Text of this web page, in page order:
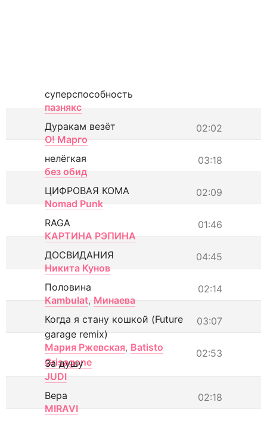
суперспособность
пазнякс
02:02
Дуракам везёт
О! Марго
03:18
нелёгкая
без обид
02:09
ЦИФРОВАЯ КОМА
Nomad Punk
01:46
RAGA
КАРТИНА РЭПИНА
04:45
ДОСВИДАНИЯ
Никита Кунов
02:14
Половина
Kambulat, Минаева
03:07
Когда я стану кошкой (Future
garage remix)
Мария Ржевская, Batisto
Grisagone
02:53
За душу
JUDI
02:18
Вера
MIRAVI